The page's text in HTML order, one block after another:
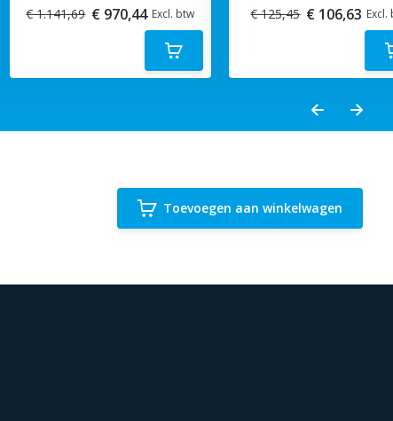
€ 1.141,69 € 970,44 Excl. btw
€ 125,45 € 106,63 Excl.
Toevoegen aan winkelwagen